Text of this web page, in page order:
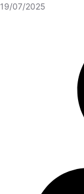
19/07/2025